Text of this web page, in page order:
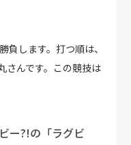
します。打つ順は、
さんです。この競技は
ー?!の「ラグビ